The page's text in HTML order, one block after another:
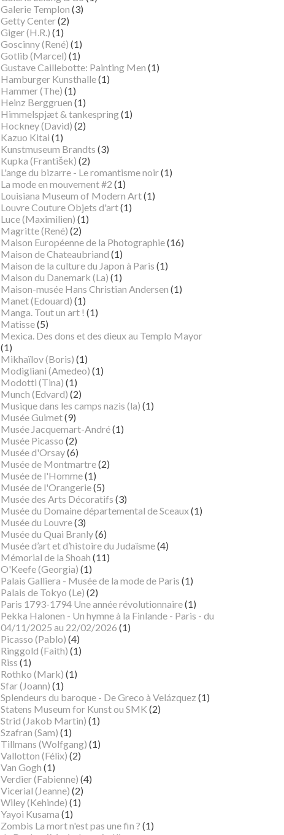
Galerie Templon (3)
Getty Center(2)
Giger (H.R.) (1)
Goscinny (René) (1)
Gotlib (Marcel) (1)
Gustave Caillebotte: Painting Men (1)
Hamburger Kunsthalle(1)
Hammer (The) (1)
Heinz Berggruen (1)
Himmelspjæt & tankespring(1)
Hockney (David) (2)
Kazuo Kitai (1)
Kunstmuseum Brandts (3)
Kupka (František) (2)
L'ange du bizarre - Le romantisme noir(1)
La mode en mouvement #2 (1)
Louisiana Museum of Modern Art(1)
Louvre Couture Objets d'art(1)
Luce (Maximilien) (1)
Magritte (René) (2)
Maison Européenne de la Photographie(16)
Maison de Chateaubriand (1)
Maison de la culture du Japon à Paris (1)
Maison du Danemark (La) (1)
Maison-musée Hans Christian Andersen (1)
Manet (Edouard) (1)
Manga. Tout un art ! (1)
Matisse(5)
Mexica. Des dons et des dieux au Templo Mayor
(1)
Mikhaïlov (Boris) (1)
Modigliani (Amedeo) (1)
Modotti (Tina) (1)
Munch (Edvard) (2)
Musique dans les camps nazis (la) (1)
Musée Guimet(9)
Musée Jacquemart-André(1)
Musée Picasso (2)
Musée d'Orsay(6)
Musée de Montmartre(2)
Musée de l'Homme(1)
Musée de l'Orangerie(5)
Musée des Arts Décoratifs (3)
Musée du Domaine départemental de Sceaux(1)
Musée du Louvre(3)
Musée du Quai Branly(6)
Musée d’art et d’histoire du Judaïsme(4)
Mémorial de la Shoah (11)
O'Keefe (Georgia) (1)
Palais Galliera - Musée de la mode de Paris (1)
Palais de Tokyo (Le) (2)
Paris 1793-1794 Une année révolutionnaire(1)
Pekka Halonen - Un hymne à la Finlande - Paris - du
04/11/2025 au 22/02/2026 (1)
Picasso (Pablo) (4)
Ringgold (Faith) (1)
Riss (1)
Rothko (Mark) (1)
Sfar (Joann) (1)
Splendeurs du baroque - De Greco à Velázquez (1)
Statens Museum for Kunst ou SMK (2)
Strid (Jakob Martin) (1)
Szafran (Sam) (1)
Tillmans (Wolfgang) (1)
Vallotton (Félix) (2)
Van Gogh (1)
Verdier (Fabienne) (4)
Vicerial (Jeanne) (2)
Wiley (Kehinde) (1)
Yayoi Kusama (1)
Zombis La mort n'est pas une fin ? (1)